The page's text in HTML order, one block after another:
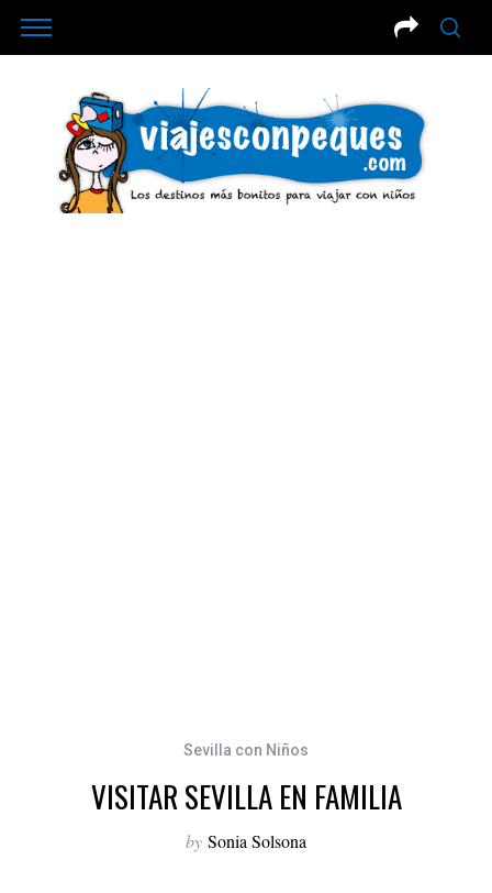
Sevilla con Niños
VISITAR SEVILLA EN FAMILIA
by Sonia Solsona